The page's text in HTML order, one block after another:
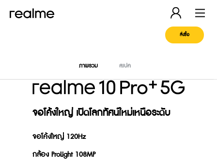
ภาพรวม สเปค
สั่งซื้อ
จอโค้งใหญ่ เปิดโลกทัศน์ใหม่เหนือระดับ
จอโค้งใหญ่ 120Hz
กล้อง ProLight 108MP